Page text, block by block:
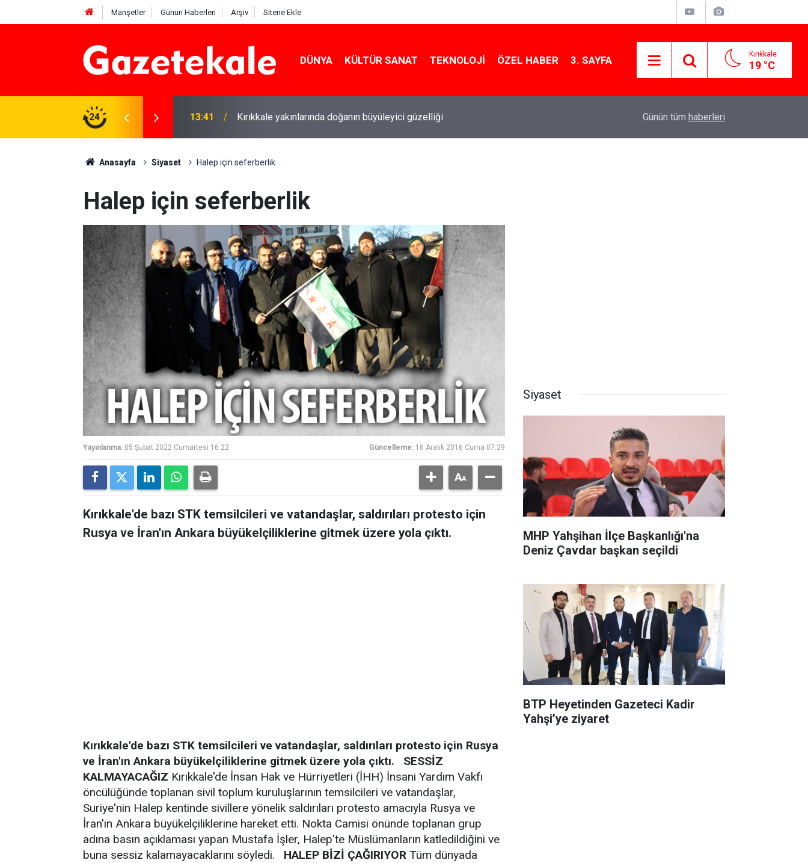
Manşetler Günün Haberleri Arşiv Sitene Ekle
DÜNYA KÜLTÜR SANAT TEKNOLOJI ÖZEL HABER 3. SAYFA Kırıkkale
19 °C
24
Çavdar başkan seçildi 13:41 Kırıkkale yakınlarında doğanın büyüleyici güzelliği Kırıkkale Çalılıöz Mahallesi'nde altyapı
Günün tüm haberleri
Anasayfa Siyaset Halep için seferberlik
Halep için seferberlik
Yayınlanma: 05 Şubat 2022 Cumartesi 16:22 Güncelleme: 16 Aralık 2016 Cuma 07:29
Kırıkkale'de bazı STK temsilcileri ve vatandaşlar, saldırıları protesto için
Rusya ve İran'ın Ankara büyükelçiliklerine gitmek üzere yola çıktı.
Kırıkkale'de bazı STK temsilcileri ve vatandaşlar, saldırıları protesto için Rusya
ve İran'ın Ankara büyükelçiliklerine gitmek üzere yola çıktı.
SESSİZ
KALMAYACAĞIZ Kırıkkale'de İnsan Hak ve Hürriyetleri (İHH) İnsani Yardım Vakfı
öncülüğünde toplanan sivil toplum kuruluşlarının temsilcileri ve vatandaşlar,
Suriye'nin Halep kentinde sivillere yönelik saldırıları protesto amacıyla Rusya ve
İran'ın Ankara büyükelçiliklerine hareket etti. Nokta Camisi önünde toplanan grup
adına basın açıklaması yapan Mustafa İşler, Halep'te Müslümanların katledildiğini ve
buna sessiz kalamayacaklarını söyledi. HALEP BİZİ ÇAĞIRIYOR Tüm dünyada
Siyaset
MHP Yahşihan İlçe Başkanlığı'na
Deniz Çavdar başkan seçildi
BTP Heyetinden Gazeteci Kadir
Yahşi’ye ziyaret